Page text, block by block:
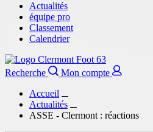
Actualités
équipe pro
Classement
Calendrier
Recherche
Mon compte
Accueil
Actualités
ASSE - Clermont : réactions